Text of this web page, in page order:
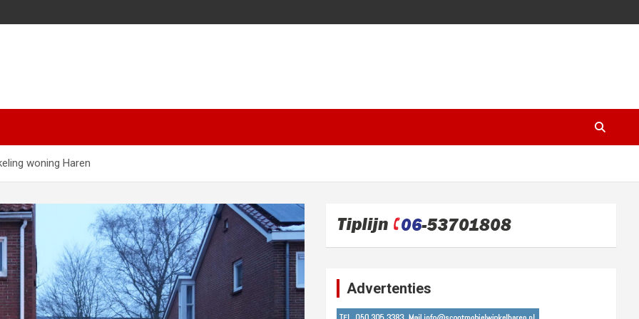
woning Haren
Advertenties